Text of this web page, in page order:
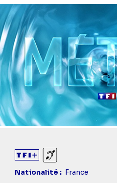
Sourds et
Nationalité
France